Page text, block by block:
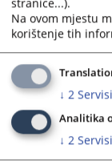
key
to
get
the
for
stranice...).
Na ovom mjestu
korištenje tih
↓ 2
Analitika
↓ 2